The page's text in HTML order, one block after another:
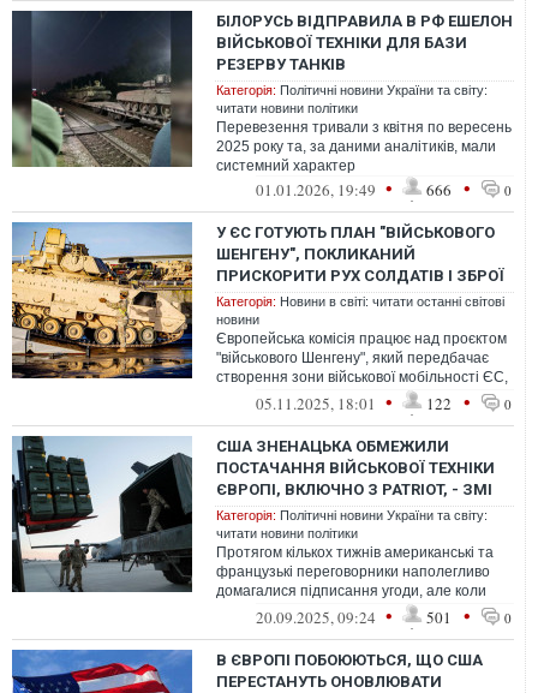
БІЛОРУСЬ ВІДПРАВИЛА В РФ ЕШЕЛОН
ВІЙСЬКОВОЇ ТЕХНІКИ ДЛЯ БАЗИ
РЕЗЕРВУ ТАНКІВ
Категорія: Політичні новини України та світу:
читати новини політики
Перевезення тривали з квітня по вересень
2025 року та, за даними аналітиків, мали
системний характер
01.01.2026, 19:49 • 666 • 0
У ЄС ГОТУЮТЬ ПЛАН "ВІЙСЬКОВОГО
ШЕНГЕНУ", ПОКЛИКАНИЙ
ПРИСКОРИТИ РУХ СОЛДАТІВ І ЗБРОЇ
Категорія: Новини в світі: читати останні світові
новини
Європейська комісія працює над проєктом
"військового Шенгену", який передбачає
створення зони військової мобільності ЄС,
що має забезпечити швидке тра...
05.11.2025, 18:01 • 122 • 0
США ЗНЕНАЦЬКА ОБМЕЖИЛИ
ПОСТАЧАННЯ ВІЙСЬКОВОЇ ТЕХНІКИ
ЄВРОПІ, ВКЛЮЧНО З PATRIOT, - ЗМІ
Категорія: Політичні новини України та світу:
читати новини політики
Протягом кількох тижнів американські та
французькі переговорники наполегливо
домагалися підписання угоди, але коли
дедлайн наблизився, Пентагон раптов...
20.09.2025, 09:24 • 501 • 0
В ЄВРОПІ ПОБОЮЮТЬСЯ, ЩО США
ПЕРЕСТАНУТЬ ОНОВЛЮВАТИ